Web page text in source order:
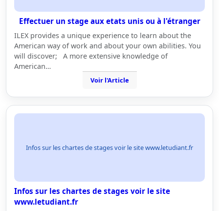
Effectuer un stage aux etats unis ou à l'étranger
ILEX provides a unique experience to learn about the
American way of work and about your own abilities. You
will discover; A more extensive knowledge of
American…
Voir l'Article
Infos sur les chartes de stages voir le site www.letudiant.fr
Infos sur les chartes de stages voir le site
www.letudiant.fr